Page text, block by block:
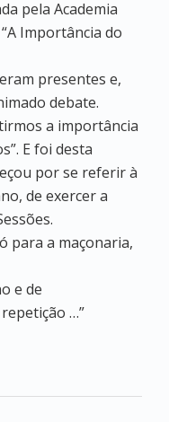
pela Academia
Importância do
presentes e,
debate.
a importância
E foi desta
por se referir à
de exercer a
para a maçonaria,
e de
…”